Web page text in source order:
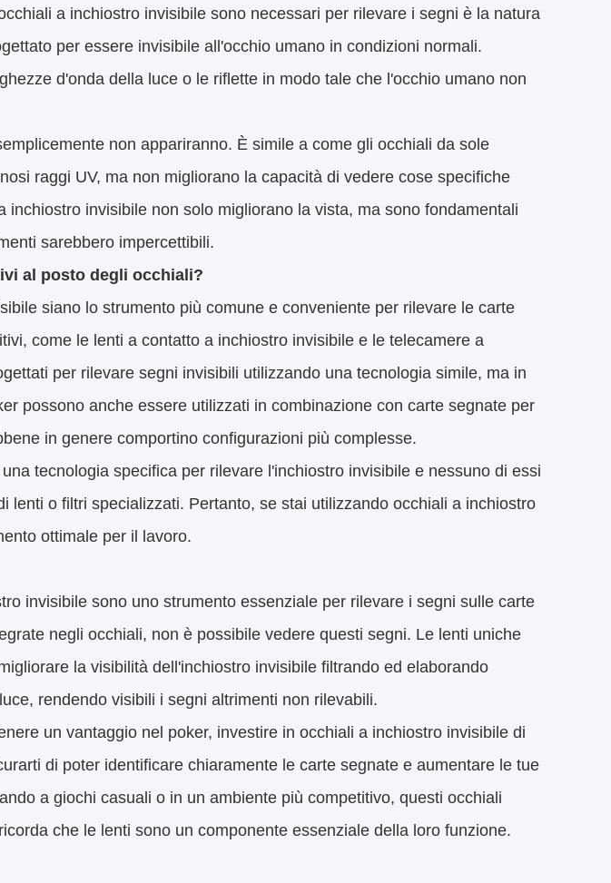
a inchiostro invisibile sono necessari per rilevare i segni è la natura
per essere invisibile all'occhio umano in condizioni normali.
d'onda della luce o le riflette in modo tale che l'occhio umano non
non appariranno. È simile a come gli occhiali da sole
raggi UV, ma non migliorano la capacità di vedere cose specifiche
inchiostro invisibile non solo migliorano la vista, ma sono fondamentali
sarebbero impercettibili.
al posto degli occhiali?
siano lo strumento più comune e conveniente per rilevare le carte
come le lenti a contatto a inchiostro invisibile e le telecamere a
per rilevare segni invisibili utilizzando una tecnologia simile, ma in
possono anche essere utilizzati in combinazione con carte segnate per
in genere comportino configurazioni più complesse.
tecnologia specifica per rilevare l'inchiostro invisibile e nessuno di essi
lenti o filtri specializzati. Pertanto, se stai utilizzando occhiali a inchiostro
ottimale per il lavoro.
invisibile sono uno strumento essenziale per rilevare i segni sulle carte
negli occhiali, non è possibile vedere questi segni. Le lenti uniche
la visibilità dell'inchiostro invisibile filtrando ed elaborando
rendendo visibili i segni altrimenti non rilevabili.
un vantaggio nel poker, investire in occhiali a inchiostro invisibile di
di poter identificare chiaramente le carte segnate e aumentare le tue
a giochi casuali o in un ambiente più competitivo, questi occhiali
che le lenti sono un componente essenziale della loro funzione.